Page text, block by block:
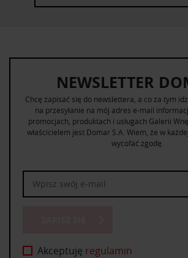
NEWSLETTER
Chcę zapisać się do newslettera, a co za tym
na przesyłanie na mój adres e-mail
promocjach, produktach i usługach Galerii
właścicielem jest Domar S.A. Wiem, że w
wycofać zgodę.
Akceptuję regulamin